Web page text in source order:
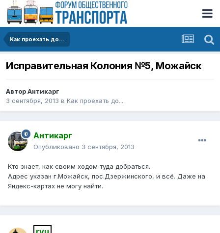
Kак проехать до...
Исправительная Колония №5, Можайск
АвторАнтикарг
3 сентября, 2013 в Kак проехать до...
Антикарг
Опубликовано 3 сентября, 2013
Кто знает, как своим ходом туда добраться.
Адрес указан г.Можайск, пос.Дзержинского, и всё. Даже на
Яндекс-картах не могу найти.